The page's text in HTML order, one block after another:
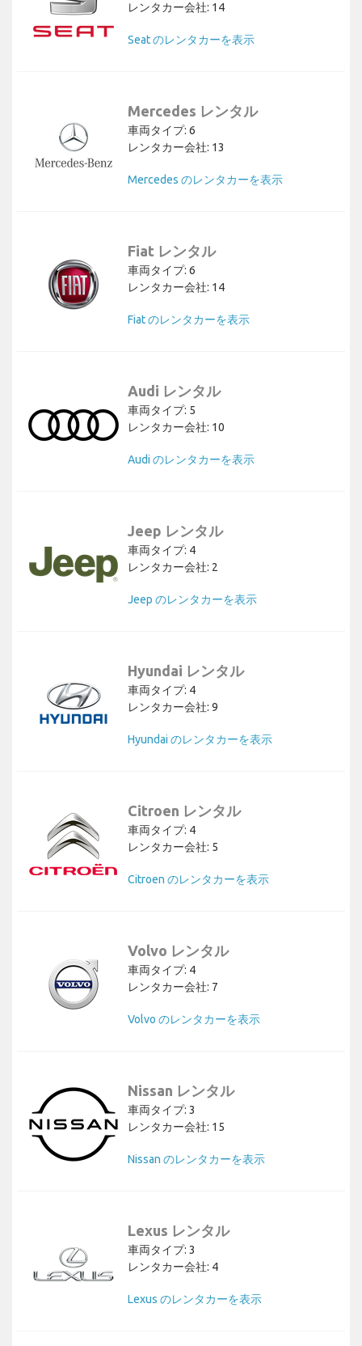
レンタカー会社: 14
Seat のレンタカーを表示
Mercedes レンタル
車両タイプ: 6
レンタカー会社: 13
Mercedes のレンタカーを表示
Fiat レンタル
車両タイプ: 6
レンタカー会社: 14
Fiat のレンタカーを表示
Audi レンタル
車両タイプ: 5
レンタカー会社: 10
Audi のレンタカーを表示
Jeep レンタル
車両タイプ: 4
レンタカー会社: 2
Jeep のレンタカーを表示
Hyundai レンタル
車両タイプ: 4
レンタカー会社: 9
Hyundai のレンタカーを表示
Citroen レンタル
車両タイプ: 4
レンタカー会社: 5
Citroen のレンタカーを表示
Volvo レンタル
車両タイプ: 4
レンタカー会社: 7
Volvo のレンタカーを表示
Nissan レンタル
車両タイプ: 3
レンタカー会社: 15
Nissan のレンタカーを表示
Lexus レンタル
車両タイプ: 3
レンタカー会社: 4
Lexus のレンタカーを表示